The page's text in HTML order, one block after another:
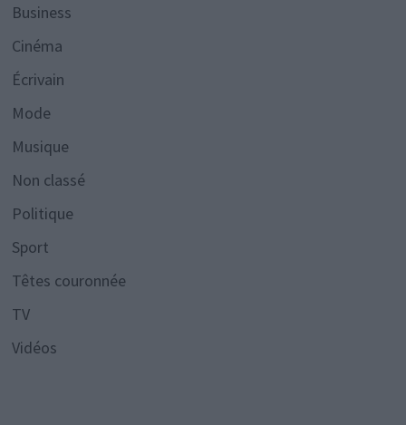
Business
Cinéma
Écrivain
Mode
Musique
Non classé
Politique
Sport
Têtes couronnée
TV
Vidéos